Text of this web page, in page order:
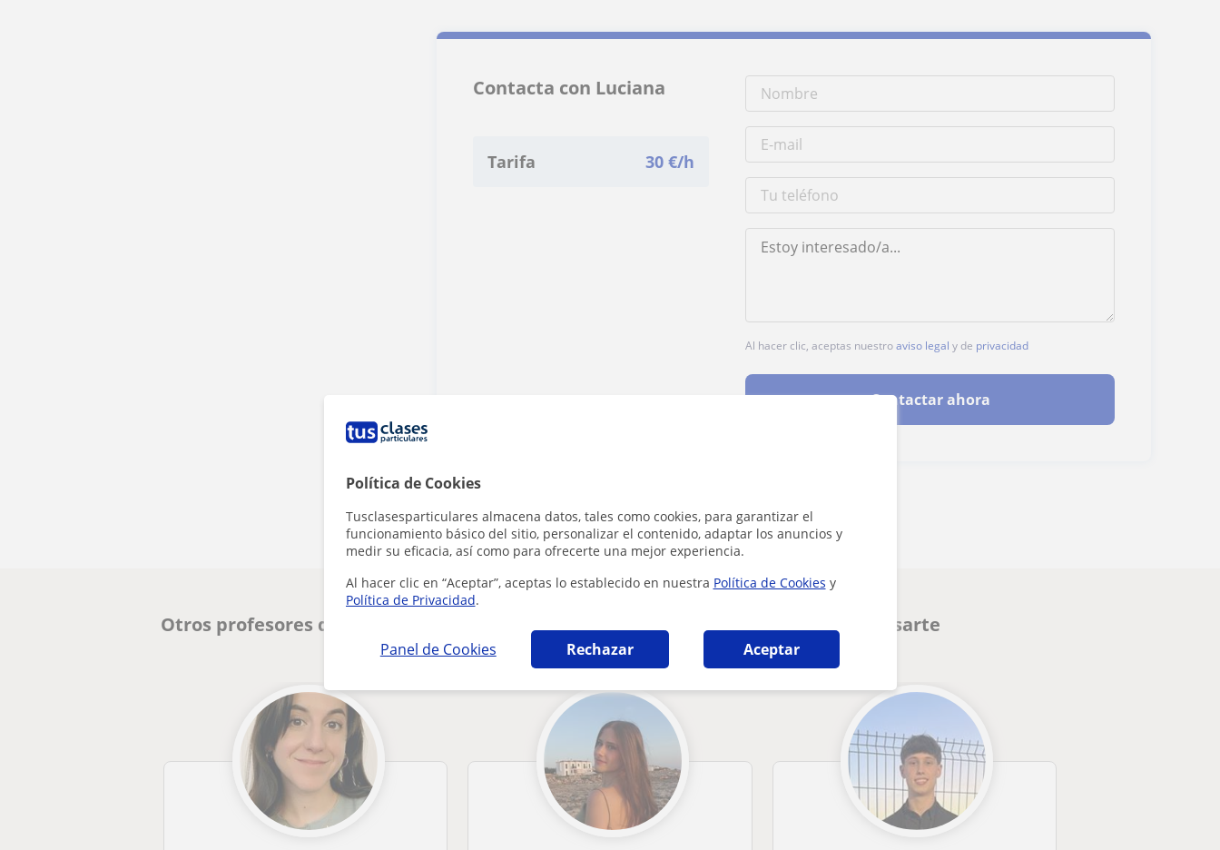
Política de Cookies
Tusclasesparticulares almacena datos, tales como cookies, para garantizar el
funcionamiento básico del sitio, personalizar el contenido, adaptar los anuncios y
medir su eficacia, así como para ofrecerte una mejor experiencia.
Al hacer clic en “Aceptar”, aceptas lo establecido en nuestra Política de Cookies y
Política de Privacidad.
Panel de Cookies Rechazar Aceptar
Contacta con Luciana
Tarifa 30 €/h
Al hacer clic, aceptas nuestroaviso legal y de privacidad
Contactar ahora
¿Hay algún error en este perfil?
Otros profesores de Técnicas de estudio en Palma de Mallorca que pueden interesarte